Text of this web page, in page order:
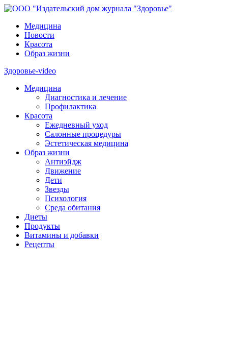
Медицина
Новости
Красота
Образ жизни
Здоровье-video
Медицина
Диагностика и лечение
Профилактика
Красота
Ежедневный уход
Салонные процедуры
Эстетическая медицина
Образ жизни
Антиэйдж
Движение
Дети
Звезды
Психология
Среда обитания
Диеты
Продукты
Витамины и добавки
Рецепты